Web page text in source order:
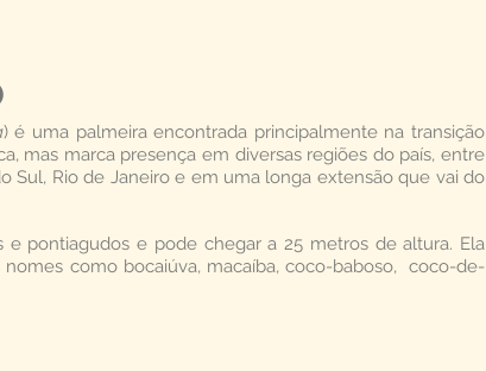
) é uma palmeira encontrada principalmente na transição
mas marca presença em diversas regiões do país, entre
Sul, Rio de Janeiro e em uma longa extensão que vai do
e pontiagudos e pode chegar a 25 metros de altura. Ela
como bocaiúva, macaíba, coco-baboso, coco-de-